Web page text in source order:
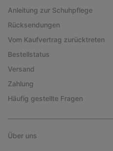
Anleitung zur Schuhpflege
Rücksendungen
Vom Kaufvertrag zurücktreten
Bestellstatus
Versand
Zahlung
Häufig gestellte Fragen
Über uns